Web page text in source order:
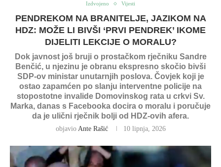
Izdvojeno Vijesti
PENDREKOM NA BRANITELJE, JAZIKOM NA
HDZ: MOŽE LI BIVŠI ‘PRVI PENDREK’ IKOME
DIJELITI LEKCIJE O MORALU?
Dok javnost još bruji o prostačkom rječniku Sandre
Benčić, u njezinu je obranu ekspresno skočio bivši
SDP-ov ministar unutarnjih poslova. Čovjek koji je
ostao zapamćen po slanju interventne policije na
stopostotne invalide Domovinskog rata u crkvi Sv.
Marka, danas s Facebooka docira o moralu i poručuje
da je ulični rječnik bolji od HDZ-ovih afera.
objavio Ante Rašić 10 lipnja, 2026